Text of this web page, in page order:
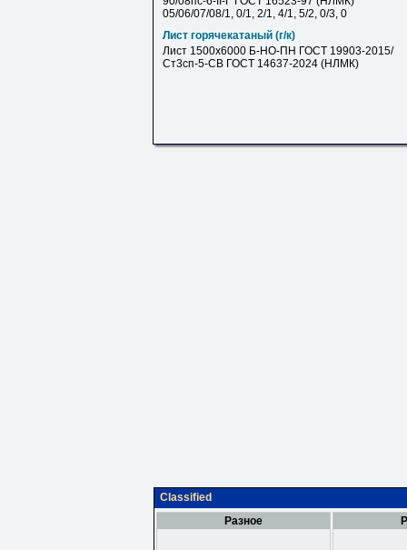
05/06/07/08/1, 0/1, 2/1, 4/1, 5/2, 0/3, 0
Лист горячекатаный (г/к)
Лист 1500х6000 Б-НО-ПН ГОСТ 19903-2015/
Ст3сп-5-СВ ГОСТ 14637-2024 (НЛМК)
Classified
Разное